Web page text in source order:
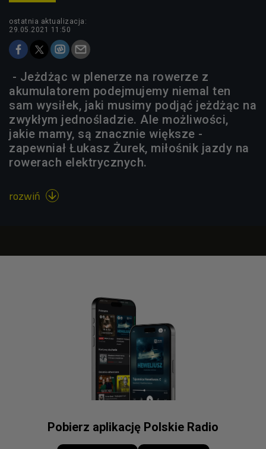
ostatnia aktualizacja:
29.05.2021 11:50
- Jeżdżąc w plenerze na rowerze z
akumulatorem podejmujemy niemal ten
sam wysiłek, jaki musimy podjąć jeżdżąc na
zwykłym jednośladzie. Ale możliwości,
jakie mamy, są znacznie większe -
zapewniał Łukasz Żurek, miłośnik jazdy na
rowerach elektrycznych.
rozwiń 
Pobierz aplikację Polskie Radio